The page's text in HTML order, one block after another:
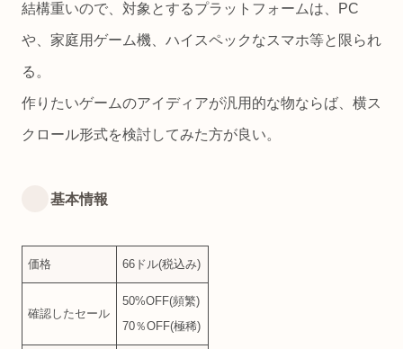
結構重いので、対象とするプラットフォームは、PC
や、家庭用ゲーム機、ハイスペックなスマホ等と限られ
る。
作りたいゲームのアイディアが汎用的な物ならば、横ス
クロール形式を検討してみた方が良い。
基本情報
価格 66ドル(税込み)
確認したセール
50%OFF(頻繁)
70％OFF(極稀)